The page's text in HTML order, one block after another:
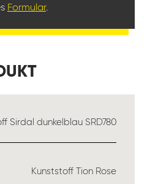
Formular.
Sirdal dunkelblau SRD780
Kunststoff Tion Rose